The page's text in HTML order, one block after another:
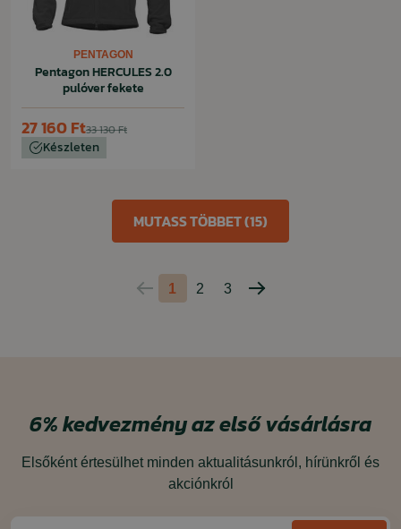
PENTAGON
Pentagon HERCULES 2.0
pulóver fekete
33 130 Ft
27 160 Ft
Készleten
Előző
1 2 3
Következő
MUTASS TÖBBET (15)
6%kedvezményaz első vásárlásra
Elsőként értesülhet minden aktualitásunkról, hírünkről és
akciónkról